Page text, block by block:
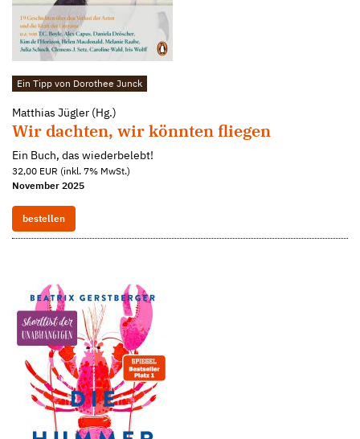
Ein Tipp von Dorothee Junck
Matthias Jügler (Hg.)
Wir dachten, wir könnten fliegen
Ein Buch, das wiederbelebt!
32,00 EUR (inkl. 7% MwSt.)
November 2025
bestellen